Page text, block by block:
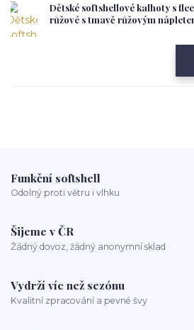
Dětské softshellové kalhoty s
růžové s tmavě růžovým
Funkční softshell
Odolný proti větru i vlhku
Šijeme v ČR
Žádný dovoz, žádný anonymní sklad
Vydrží víc než sezónu
Kvalitní zpracování a pevné švy